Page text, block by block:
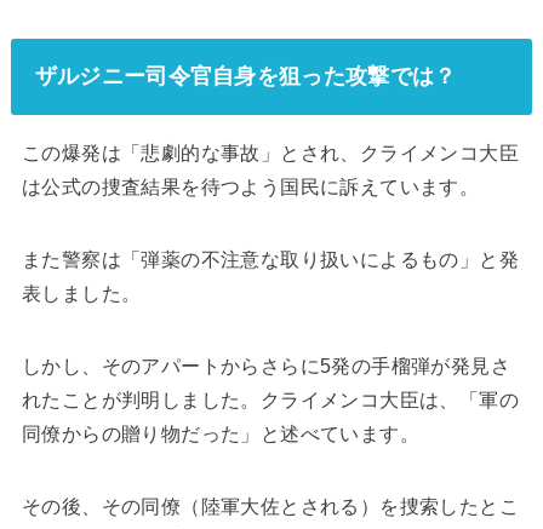
ザルジニー司令官自身を狙った攻撃では？
この爆発は「悲劇的な事故」とされ、クライメンコ大臣
は公式の捜査結果を待つよう国民に訴えています。
また警察は「弾薬の不注意な取り扱いによるもの」と発
表しました。
しかし、そのアパートからさらに5発の手榴弾が発見さ
れたことが判明しました。クライメンコ大臣は、「軍の
同僚からの贈り物だった」と述べています。
その後、その同僚（陸軍大佐とされる）を捜索したとこ